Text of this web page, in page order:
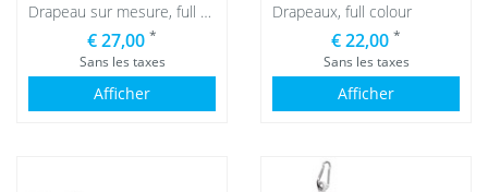
Drapeau sur mesure, full colour
€ 27,00 *
Sans les taxes
Afficher
Drapeaux, full colour
€ 22,00 *
Sans les taxes
Afficher